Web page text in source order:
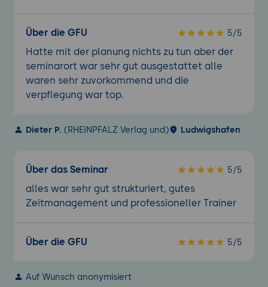
Über die GFU 5/5
Hatte mit der planung nichts zu tun aber der
seminarort war sehr gut ausgestattet alle
waren sehr zuvorkommend und die
verpflegung war top.
Dieter P. (RHEINPFALZ Verlag und) Ludwigshafen
Über das Seminar 5/5
alles war sehr gut strukturiert, gutes
Zeitmanagement und professioneller Trainer
Über die GFU 5/5
Auf Wunsch anonymisiert